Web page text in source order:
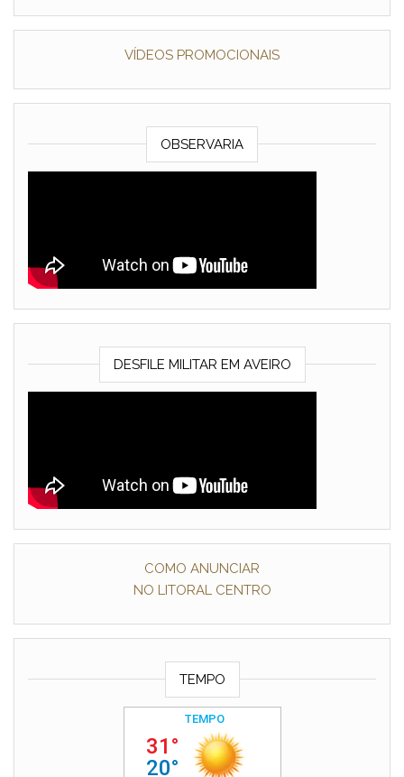
VÍDEOS PROMOCIONAIS
OBSERVARIA
DESFILE MILITAR EM AVEIRO
COMO ANUNCIAR
NO LITORAL CENTRO
TEMPO